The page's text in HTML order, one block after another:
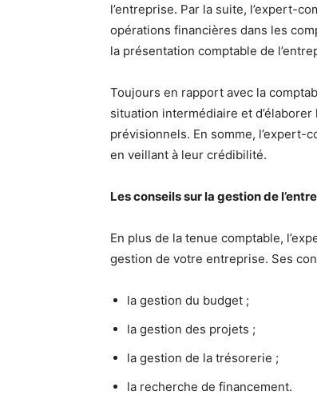
l’entreprise. Par la suite, l’expert-
opérations financières dans les
la présentation comptable de
Toujours en rapport avec la
situation intermédiaire et
prévisionnels. En somme,
en veillant à leur crédibilité.
Les conseils sur la gestion de
En plus de la tenue comptable,
gestion de votre entreprise. Ses
la gestion du budget ;
la gestion des projets ;
la gestion de la trésorerie ;
la recherche de financement.